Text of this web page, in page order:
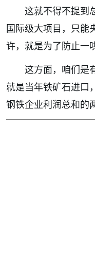
这就不得不提到
国际级大项目，只能
许，就是为了防止一
这方面，咱们是
就是当年铁矿石进口
钢铁企业利润总和的